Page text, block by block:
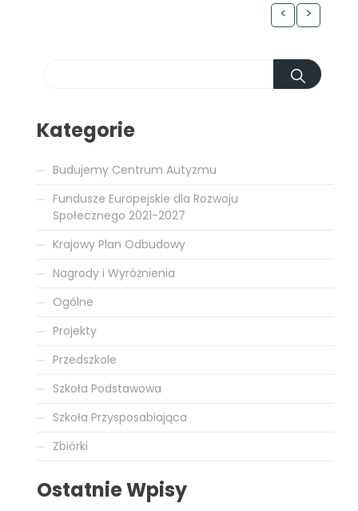
< >
Kategorie
Budujemy Centrum Autyzmu
Fundusze Europejskie dla Rozwoju
Społecznego 2021-2027
Krajowy Plan Odbudowy
Nagrody i Wyróżnienia
Ogólne
Projekty
Przedszkole
Szkoła Podstawowa
Szkoła Przysposabiająca
Zbiórki
Ostatnie Wpisy